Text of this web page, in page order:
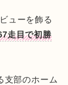
ューを飾る
走目で初勝
支部のホーム